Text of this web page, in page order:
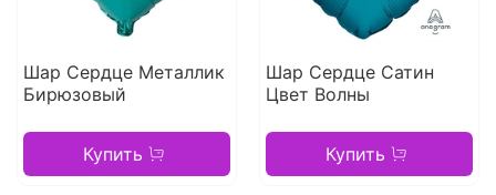
Шар Сердце Металлик
Бирюзовый
Купить
Шар Сердце Сатин
Цвет Волны
Купить